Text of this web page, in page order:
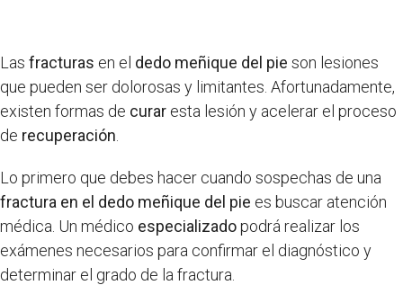
Las fracturas en el dedo meñique del pie son lesiones
que pueden ser dolorosas y limitantes. Afortunadamente,
existen formas de curar esta lesión y acelerar el proceso
de recuperación.
Lo primero que debes hacer cuando sospechas de una
fractura en el dedo meñique del pie es buscar atención
médica. Un médico especializadopodrá realizar los
exámenes necesarios para confirmar el diagnóstico y
determinar el grado de la fractura.